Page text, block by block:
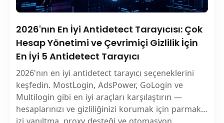
2026'nın En İyi Antidetect Tarayıcısı: Çok
Hesap Yönetimi ve Çevrimiçi Gizlilik İçin
En İyi 5 Antidetect Tarayıcı
2026'nın en iyi antidetect tarayıcı seçeneklerini
keşfedin. MostLogin, AdsPower, GoLogin ve
Multilogin gibi en iyi araçları karşılaştırın —
hesaplarınızı ve gizliliğinizi korumak için parmak
izi yanıltma, proxy desteği ve otomasyon